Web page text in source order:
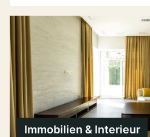
Immobilien & Interieur